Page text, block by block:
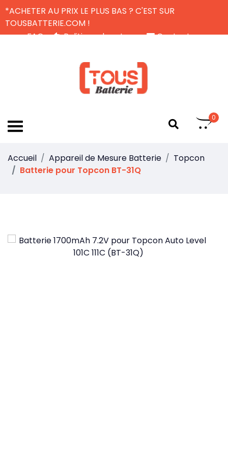
*ACHETER AU PRIX LE PLUS BAS ? C'EST SUR
TOUSBATTERIE.COM !
FAQ
Politique de retour
Contactez-nous
0
Accueil Appareil de Mesure Batterie
Topcon
Batterie pour Topcon BT-31Q